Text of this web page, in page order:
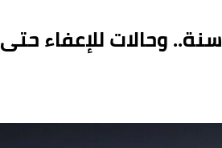
نظام إيرادات الدولة: تمكين تقسيط الديون 25 سنة.. وحالات للإعفاء حتى